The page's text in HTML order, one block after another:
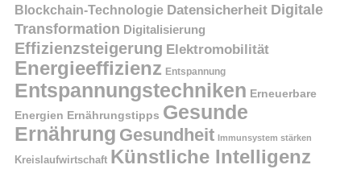
Blockchain-Technologie Datensicherheit Digitale
Transformation Digitalisierung
Effizienzsteigerung Elektromobilität
Energieeffizienz Entspannung
Entspannungstechniken Erneuerbare
Energien Ernährungstipps Gesunde
Ernährung Gesundheit Immunsystem stärken
Kreislaufwirtschaft Künstliche Intelligenz